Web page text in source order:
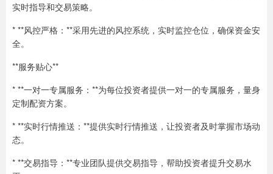
实时指导和交易策略。
* **风控严格：**采用先进的风控系统，实时监控仓位，确保资金安
全。
**服务贴心**
* **一对一专属服务：**为每位投资者提供一对一的专属服务，量身
定制配资方案。
* **实时行情推送：**提供实时行情推送，让投资者及时掌握市场动
态。
* **交易指导：**专业团队提供交易指导，帮助投资者提升交易水